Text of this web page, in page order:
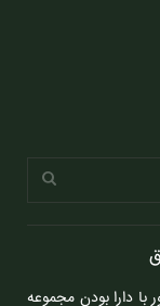
با دارا بودن مجموعه